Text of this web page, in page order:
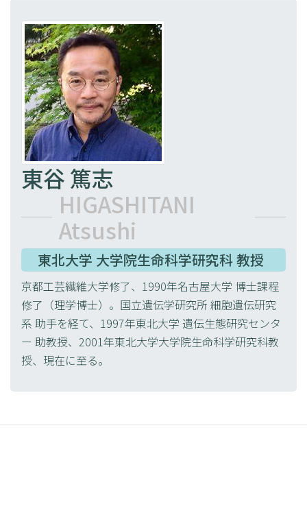
東谷 篤志
HIGASHITANI
Atsushi
東北大学 大学院生命科学研究科 教授
京都工芸繊維大学修了、1990年名古屋大学 博士課程
修了（理学博士）。国立遺伝学研究所 細胞遺伝研究
系 助手を経て、1997年東北大学 遺伝生態研究センタ
ー 助教授、2001年東北大学大学院生命科学研究科教
授、現在に至る。